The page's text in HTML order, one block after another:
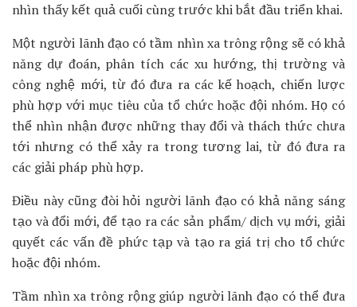
nhìn thấy kết quả cuối cùng trước khi bắt đầu triển khai.
Một người lãnh đạo có tầm nhìn xa trông rộng sẽ có khả
năng dự đoán, phân tích các xu hướng, thị trường và
công nghệ mới, từ đó đưa ra các kế hoạch, chiến lược
phù hợp với mục tiêu của tổ chức hoặc đội nhóm. Họ có
thể nhìn nhận được những thay đổi và thách thức chưa
tới nhưng có thể xảy ra trong tương lai, từ đó đưa ra
các giải pháp phù hợp.
Điều này cũng đòi hỏi người lãnh đạo có khả năng sáng
tạo và đổi mới, để tạo ra các sản phẩm/ dịch vụ mới, giải
quyết các vấn đề phức tạp và tạo ra giá trị cho tổ chức
hoặc đội nhóm.
Tầm nhìn xa trông rộng giúp người lãnh đạo có thể đưa